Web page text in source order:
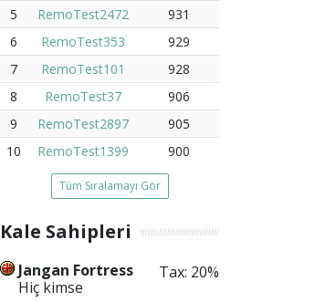
5
RemoTest2472
931
6
RemoTest353
929
7
RemoTest101
928
8
RemoTest37
906
9
RemoTest2897
905
10
RemoTest1399 900
Tüm Sıralamayı Gör
Kale Sahipleri
Jangan Fortress
Hiç kimse
Tax: 20%